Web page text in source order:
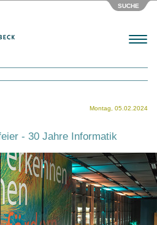
SUCHE
Menu
Montag, 05.02.2024
- 30 Jahre Informatik